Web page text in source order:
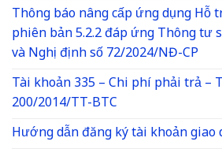
Thông báo nâng cấp ứng dụng Hỗ
phiên bản 5.2.2 đáp ứng Thông tư
và Nghị định số 72/2024/NĐ-CP
Tài khoản 335 – Chi phí phải trả –
200/2014/TT-BTC
Hướng dẫn đăng ký tài khoản giao